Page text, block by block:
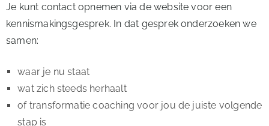
Je kunt contact opnemen via de website voor een
kennismakingsgesprek. In dat gesprek onderzoeken we
samen:
waar je nu staat
wat zich steeds herhaalt
of transformatie coaching voor jou de juiste volgende
stap is